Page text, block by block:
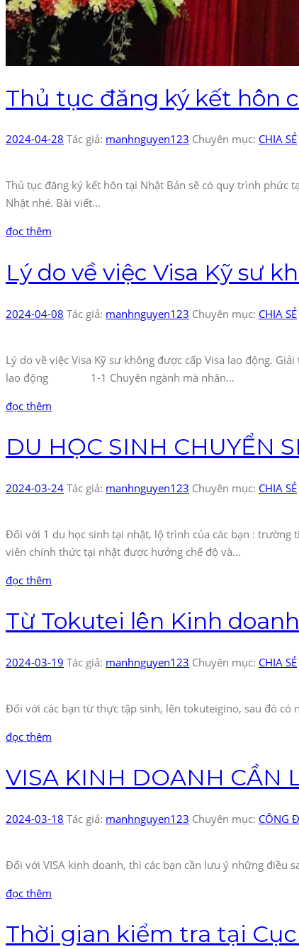
Thủ tục đăng ký kết hôn
2024-04-28 Tác giả: manhnguyen123 Chuyên mục: CHIA SẺ
Thủ tục đăng ký kết hôn tại Nhật Bản sẽ có quy trình phức
Nhật nhé. Bài viết…
đọc thêm
Lý do về việc Visa Kỹ sư
2024-04-08 Tác giả: manhnguyen123 Chuyên mục: CHIA SẺ
Lý do về việc Visa Kỹ sư không được cấp Visa lao động.
lao động 1-1 Chuyên ngành mà nhân…
đọc thêm
DU HỌC SINH CHUYỂN
2024-03-24 Tác giả: manhnguyen123 Chuyên mục: CHIA SẺ
Đối với 1 du học sinh tại nhật, lộ trình của các bạn : trường
viên chính thức tại nhật được hưởng chế độ và…
đọc thêm
Từ Tokutei lên Kinh
2024-03-19 Tác giả: manhnguyen123 Chuyên mục: CHIA SẺ
Đối với các bạn từ thực tập sinh, lên tokuteigino, sau đó
đọc thêm
VISA KINH DOANH CẦN
2024-03-18 Tác giả: manhnguyen123 Chuyên mục: CỘNG
Đối với VISA kinh doanh, thì các bạn cần lưu ý những điều
đọc thêm
Thời gian kiểm tra tại